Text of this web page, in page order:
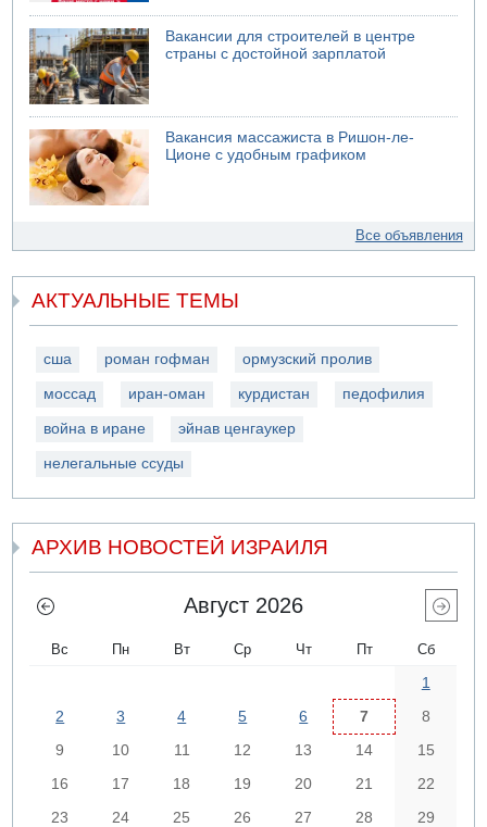
Вакансии для строителей в центре
страны с достойной зарплатой
Вакансия массажиста в Ришон-ле-
Ционе с удобным графиком
Все объявления
АКТУАЛЬНЫЕ ТЕМЫ
сша роман гофман ормузский пролив
моссад иран-оман курдистан педофилия
война в иране эйнав ценгаукер
нелегальные ссуды
АРХИВ НОВОСТЕЙ ИЗРАИЛЯ
Август 2026
Вс Пн Вт Ср Чт Пт Сб
1
2
3 4 5 6 7
8
9
10 11 12 13 14
15
16
17 18 19 20 21
22
23
24 25 26 27 28
29